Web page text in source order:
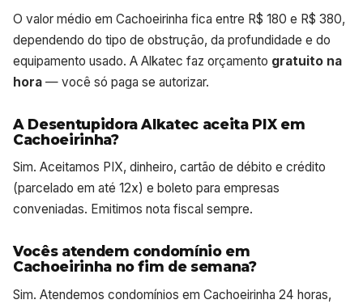
O valor médio em Cachoeirinha fica entre R$ 180 e R$ 380,
dependendo do tipo de obstrução, da profundidade e do
equipamento usado. A Alkatec faz orçamento gratuito na
hora — você só paga se autorizar.
A Desentupidora Alkatec aceita PIX em
Cachoeirinha?
Sim. Aceitamos PIX, dinheiro, cartão de débito e crédito
(parcelado em até 12x) e boleto para empresas
conveniadas. Emitimos nota fiscal sempre.
Vocês atendem condomínio em
Cachoeirinha no fim de semana?
Sim. Atendemos condomínios em Cachoeirinha 24 horas,